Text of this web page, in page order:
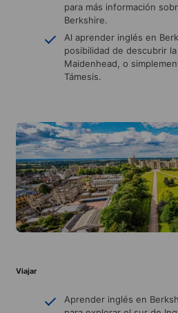
para más información
Berkshire.
Al aprender inglés en
posibilidad de descubrir
Maidenhead, o
Támesis.
Viajar
Aprender inglés en